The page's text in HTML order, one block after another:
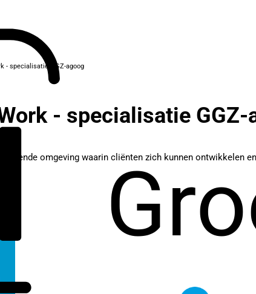
- specialisatie GGZ-agoog
- specialisatie GGZ-
omgeving waarin cliënten zich kunnen